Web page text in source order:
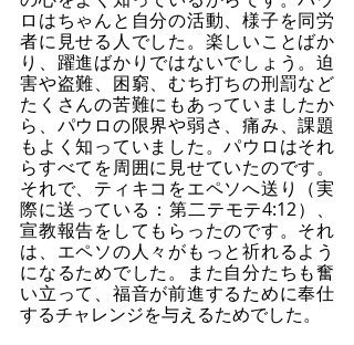
ロはちゃんと自分の活動、様子を同労
者に見せる人でした。楽しいことばか
り、躍進ばかりではないでしょう。迫
害や盗難、困窮、むち打ちの刑罰など
たくさんの苦難にもあっていましたか
ら、パウロの限界や弱さ、痛み、課題
もよく知っていました。パウロはそれ
らすべてを周囲に見せていたのです。
それで、ティキコをエペソへ送り（実
際に送っている：第二テモテ4:12）、
宣教報告をしてもらったのです。それ
は、エペソの人々がもっと祈れるよう
になるためでした。また自分たちも奮
い立って、福音が前進するために奉仕
するチャレンジを与えるためでした。